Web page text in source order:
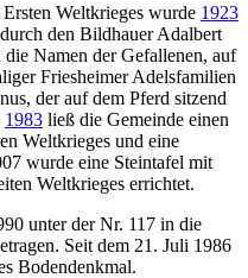
Weltkrieges wurde 1923
den Bildhauer Adalbert
Namen der Gefallenen, auf
Friesheimer Adelsfamilien
der auf dem Pferd sitzend
1983 ließ die Gemeinde einen
Weltkrieges und eine
wurde eine Steintafel mit
Weltkrieges errichtet.
unter der Nr. 117 in die
Seit dem 21. Juli 1986
Bodendenkmal.